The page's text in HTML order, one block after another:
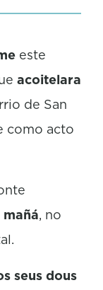
este
acoitelara
de San
como acto
, no
seus dous